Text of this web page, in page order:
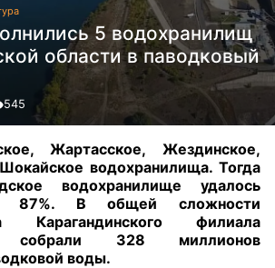
5 водохранилищ
области в паводковый
545
Жартасское, Жездинское,
водохранилища. Тогда
водохранилище удалось
87%. В общей сложности
Карагандинского филиала
собрали 328 миллионов
воды.